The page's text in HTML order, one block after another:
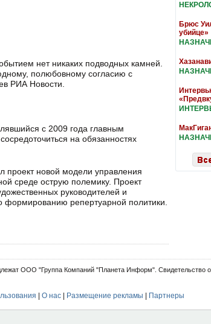
нет никаких подводных камней.
полюбовному согласию с
РИА Новости.
с 2009 года главным
на обязанностях
проект новой модели управления
среде острую полемику. Проект
руководителей и
формированию репертуарной политики.
Брюс
убийце»
ООО "Группа Компаний "Планета Информ". Свидетельство
О нас Размещение рекламы Партнеры